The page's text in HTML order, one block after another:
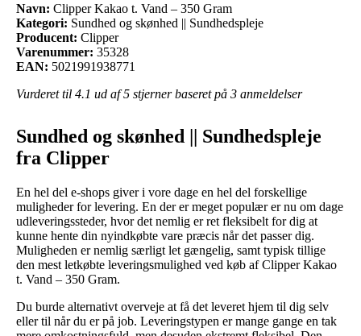
Navn: Clipper Kakao t. Vand – 350 Gram
Kategori: Sundhed og skønhed || Sundhedspleje
Producent: Clipper
Varenummer: 35328
EAN: 5021991938771
Vurderet til 4.1 ud af 5 stjerner baseret på 3 anmeldelser
Sundhed og skønhed || Sundhedspleje
fra Clipper
En hel del e-shops giver i vore dage en hel del forskellige
muligheder for levering. En der er meget populær er nu om dage
udleveringssteder, hvor det nemlig er ret fleksibelt for dig at
kunne hente din nyindkøbte vare præcis når det passer dig.
Muligheden er nemlig særligt let gængelig, samt typisk tillige
den mest letkøbte leveringsmulighed ved køb af Clipper Kakao
t. Vand – 350 Gram.
Du burde alternativt overveje at få det leveret hjem til dig selv
eller til når du er på job. Leveringstypen er mange gange en tak